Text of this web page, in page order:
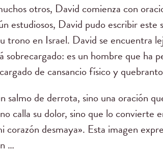
otros, David comienza con
estudiosos, David pudo escribir
trono en Israel. David se encuentra
sobrecargado: es un hombre que ha
de cansancio físico y
salmo de derrota, sino una oración
calla su dolor, sino que lo convierte
desmaya». Esta imagen
…